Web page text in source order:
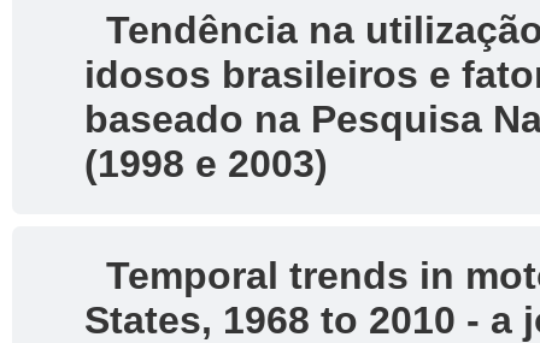
Tendência na
idosos brasileiros e
baseado na Pesquisa
(1998 e 2003)
Temporal trends in
States, 1968 to 2010 -